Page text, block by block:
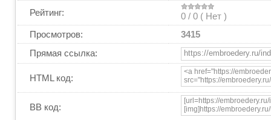
Рейтинг: 0 / 0 ( Нет )
Просмотров:
3415
Прямая ссылка:
HTML код:
BB код: